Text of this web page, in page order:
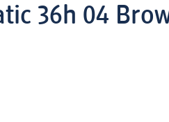
36h 04